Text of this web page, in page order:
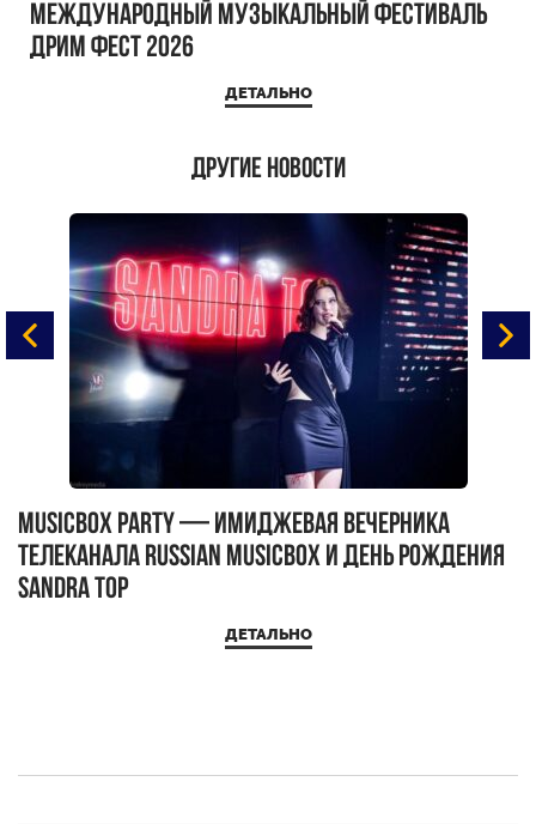
Международный музыкальный фестиваль
ДРИМ ФЕСТ 2026
ДЕТАЛЬНО
Другие новости
MUSICBOX PARTY — имиджевая вечерника
телеканала RUSSIAN MUSICBOX и день рождения
Sandra Top
ДЕТАЛЬНО